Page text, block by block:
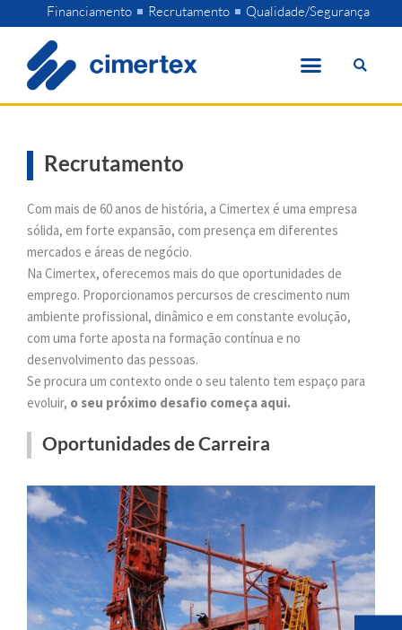
to
content
Financiamento Recrutamento Qualidade/Segurança
Recrutamento
Com mais de 60 anos de história, a Cimertex é uma empresa
sólida, em forte expansão, com presença em diferentes
mercados e áreas de negócio.
Na Cimertex, oferecemos mais do que oportunidades de
emprego. Proporcionamos percursos de crescimento num
ambiente profissional, dinâmico e em constante evolução,
com uma forte aposta na formação contínua e no
desenvolvimento das pessoas.
Se procura um contexto onde o seu talento tem espaço para
evoluir, o seu próximo desafio começa aqui.
Oportunidades de Carreira